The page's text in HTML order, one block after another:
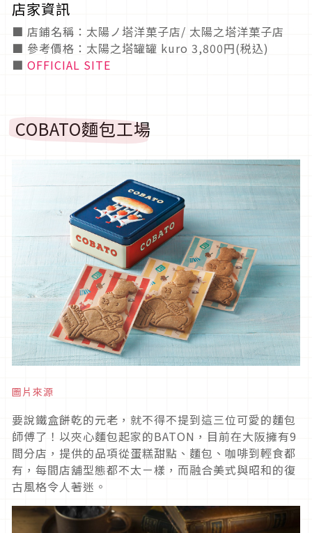
店家資訊
■ 店鋪名稱：太陽ノ塔洋菓子店/ 太陽之塔洋菓子店
■ 參考價格：太陽之塔罐罐 kuro 3,800円(税込)
■ OFFICIAL SITE
COBATO麵包工場
圖片來源
要說鐵盒餅乾的元老，就不得不提到這三位可愛的麵包
師傅了！以夾心麵包起家的BATON，目前在大阪擁有9
間分店，提供的品項從蛋糕甜點、麵包、咖啡到輕食都
有，每間店舖型態都不太ㄧ樣，而融合美式與昭和的復
古風格令人著迷。